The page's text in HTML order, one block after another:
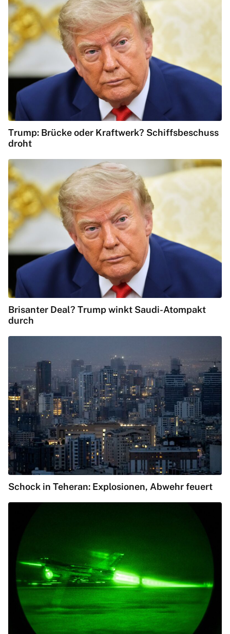
Trump: Brücke oder Kraftwerk? Schiffsbeschuss
droht
Brisanter Deal? Trump winkt Saudi-Atompakt
durch
Schock in Teheran: Explosionen, Abwehr feuert